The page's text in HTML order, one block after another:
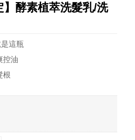
】酵素植萃洗髮乳/洗
這瓶
控油
根